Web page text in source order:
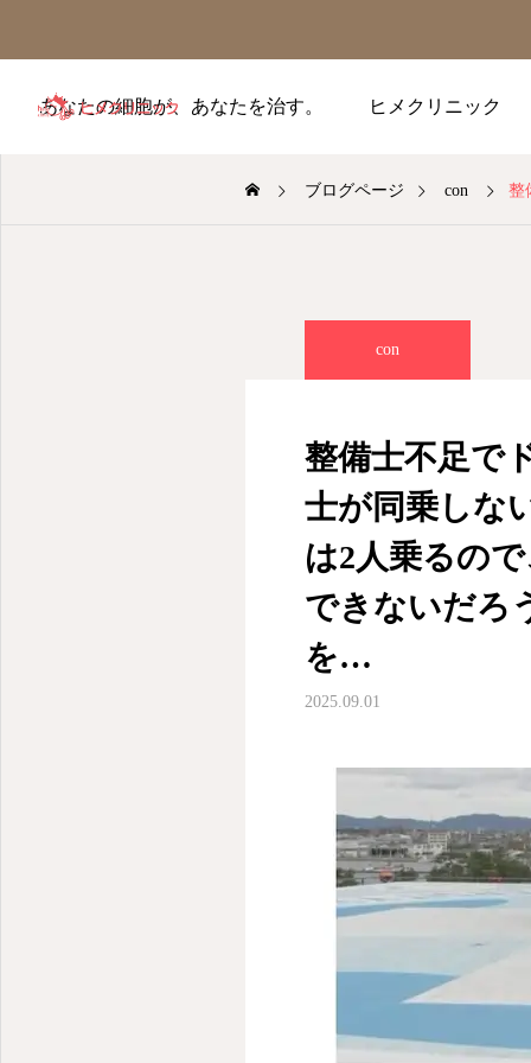
あなたの細胞が、あなたを治す。 ヒメクリニック
ブログページ con 整
con
整備士不足で
士が同乗しな
は2人乗るの
できないだろ
を…
2025.09.01